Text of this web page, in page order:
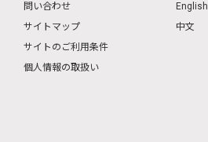
問い合わせ
サイトマップ
サイトのご利用条件
個人情報の取扱い
English
中文